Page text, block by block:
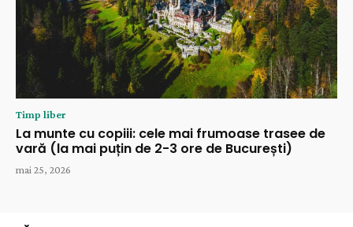
Timp liber
La munte cu copiii: cele mai frumoase trasee de
vară (la mai puțin de 2-3 ore de București)
mai 25, 2026